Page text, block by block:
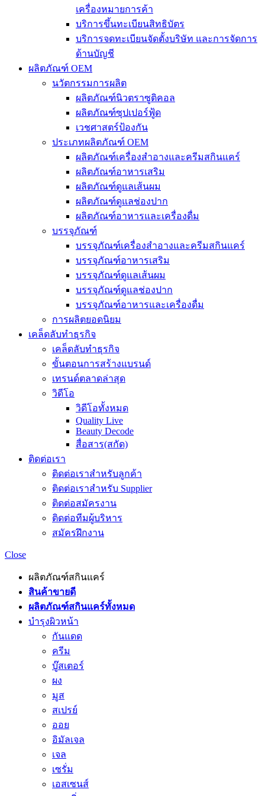
เครื่องหมายการค้า
บริการขึ้นทะเบียนสิทธิบัตร
บริการจดทะเบียนจัดตั้งบริษัท และการจัดการ
ด้านบัญชี
ผลิตภัณฑ์ OEM
นวัตกรรมการผลิต
ผลิตภัณฑ์นิวตราซูติคอล
ผลิตภัณฑ์ซุปเปอร์ฟู้ด
เวชศาสตร์ป้องกัน
ประเภทผลิตภัณฑ์ OEM
ผลิตภัณฑ์เครื่องสำอางและครีมสกินแคร์
ผลิตภัณฑ์อาหารเสริม
ผลิตภัณฑ์ดูแลเส้นผม
ผลิตภัณฑ์ดูแลช่องปาก
ผลิตภัณฑ์อาหารและเครื่องดื่ม
บรรจุภัณฑ์
บรรจุภัณฑ์เครื่องสำอางและครีมสกินแคร์
บรรจุภัณฑ์อาหารเสริม
บรรจุภัณฑ์ดูแลเส้นผม
บรรจุภัณฑ์ดูแลช่องปาก
บรรจุภัณฑ์อาหารและเครื่องดื่ม
การผลิตยอดนิยม
เคล็ดลับทำธุรกิจ
เคล็ดลับทำธุรกิจ
ขั้นตอนการสร้างแบรนด์
เทรนด์ตลาดล่าสุด
วิดีโอ
วิดีโอทั้งหมด
Quality Live
Beauty Decode
สื่อสาร(สกัด)
ติดต่อเรา
ติดต่อเราสำหรับลูกค้า
ติดต่อเราสำหรับ Supplier
ติดต่อสมัครงาน
ติดต่อทีมผู้บริหาร
สมัครฝึกงาน
Close
ผลิตภัณฑ์สกินแคร์
สินค้าขายดี
ผลิตภัณฑ์สกินแคร์ทั้งหมด
บำรุงผิวหน้า
กันแดด
ครีม
บู๊สเตอร์
ผง
มูส
สเปรย์
ออย
อิมัลเจล
เจล
เซรั่ม
เอสเซนส์